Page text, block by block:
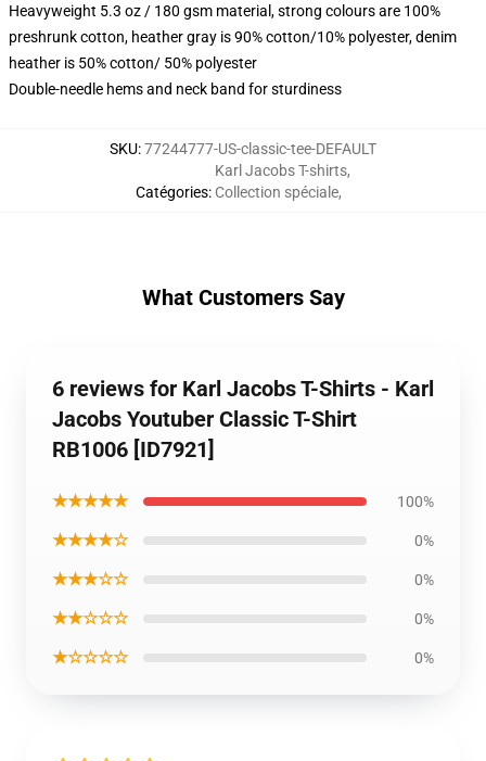
Heavyweight 5.3 oz / 180 gsm material, strong colours are 100%
preshrunk cotton, heather gray is 90% cotton/10% polyester, denim
heather is 50% cotton/ 50% polyester
Double-needle hems and neck band for sturdiness
SKU:77244777-US-classic-tee-DEFAULT
Catégories:
Karl Jacobs T-shirts,
Collection spéciale,
What Customers Say
6 reviews for Karl Jacobs T-Shirts - Karl
Jacobs Youtuber Classic T-Shirt
RB1006 [ID7921]
★★★★★ 100%
★★★★☆ 0%
★★★☆☆ 0%
★★☆☆☆ 0%
★☆☆☆☆ 0%